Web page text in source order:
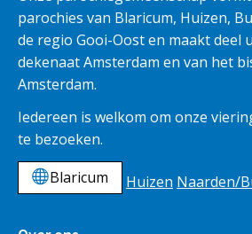
parochies van Blaricum, Huizen,
de regio Gooi-Oost en maakt deel
dekenaat Amsterdam en van het
Amsterdam.
Iedereen is welkom om onze
te bezoeken.
Blaricum
Huizen Naarden/